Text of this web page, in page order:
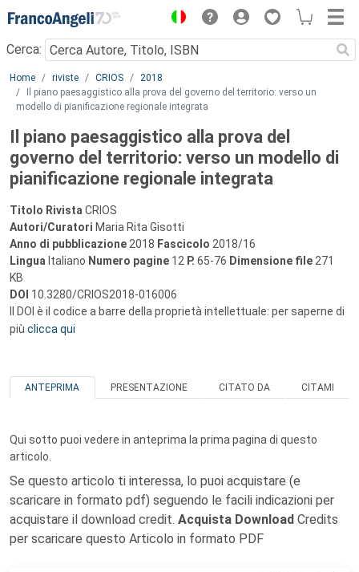
Menu
Cerca:
Main content
Home riviste CRIOS
2018
Il piano paesaggistico alla prova del governo del territorio: verso un
modello di pianificazione regionale integrata
Il piano paesaggistico alla prova del
governo del territorio: verso un modello di
pianificazione regionale integrata
Titolo Rivista CRIOS
Autori/Curatori Maria Rita Gisotti
Anno di pubblicazione 2018 Fascicolo 2018/16
Lingua Italiano Numero pagine 12 P. 65-76 Dimensione file 271
KB
DOI 10.3280/CRIOS2018-016006
Il DOI è il codice a barre della proprietà intellettuale: per saperne di
più clicca qui
ANTEPRIMA PRESENTAZIONE CITATO DA CITAMI
Qui sotto puoi vedere in anteprima la prima pagina di questo
articolo.
Se questo articolo ti interessa, lo puoi acquistare (e
scaricare in formato pdf) seguendo le facili indicazioni per
acquistare il download credit. Acquista Download Credits
per scaricare questo Articolo in formato PDF